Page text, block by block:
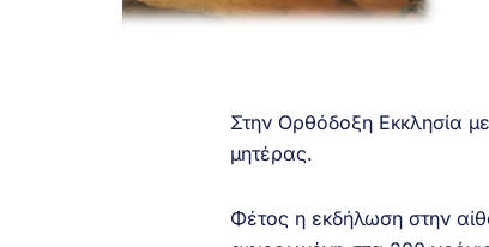
Στην Ορθόδοξη Εκκλησία
μητέρας.
Φέτος η εκδήλωση στην